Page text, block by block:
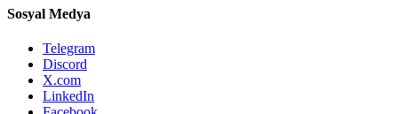
Sosyal Medya
Telegram
Discord
X.com
LinkedIn